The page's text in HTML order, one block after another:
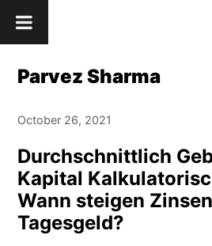
to
Parvez Sharma
October 26, 2021
Durchschnittlich
Kapital
Wann steigen
Tagesgeld?